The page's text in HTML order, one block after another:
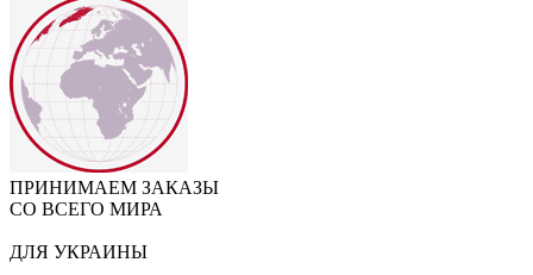
ПРИНИМАЕМ ЗАКАЗЫ
СО ВСЕГО МИРА
ДЛЯ УКРАИНЫ